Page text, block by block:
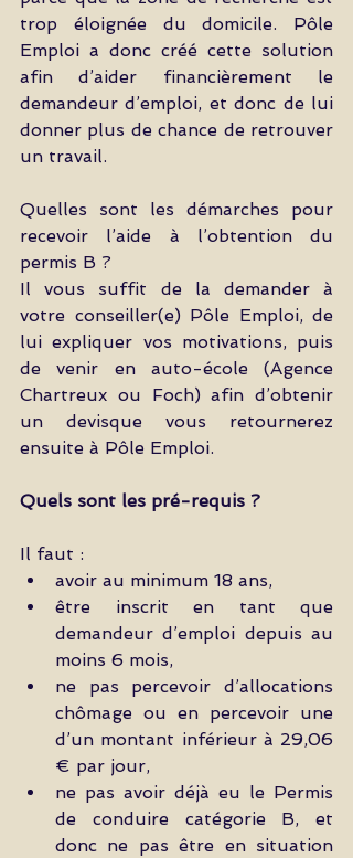
trop éloignée du domicile. Pôle
Emploi a donc créé cette solution
afin d’aider financièrement le
demandeur d’emploi, et donc de lui
donner plus de chance de retrouver
un travail.
Quelles sont les démarches pour
recevoir l’aide à l’obtention du
permis B ?
Il vous suffit de la demander à
votre conseiller(e) Pôle Emploi, de
lui expliquer vos motivations, puis
de venir en auto-école (Agence
Chartreux ou Foch) afin d’obtenir
un devisque vous retournerez
ensuite à Pôle Emploi.
Quels sont les pré-requis ?
Il faut :
avoir au minimum 18 ans,
être inscrit en tant que
demandeur d’emploi depuis au
moins 6 mois,
ne pas percevoir d’allocations
chômage ou en percevoir une
d’un montant inférieur à 29,06
€ par jour,
ne pas avoir déjà eu le Permis
de conduire catégorie B, et
donc ne pas être en situation